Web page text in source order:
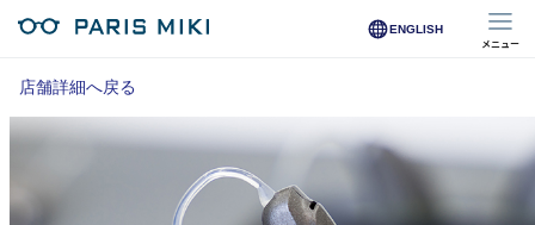
ENGLISH
メニュー
マイページ
Opera Club会員
店舗詳細へ戻る